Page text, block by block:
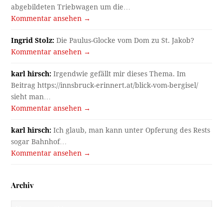
abgebildeten Triebwagen um die…
Kommentar ansehen →
Ingrid Stolz: Die Paulus-Glocke vom Dom zu St. Jakob?
Kommentar ansehen →
karl hirsch: Irgendwie gefällt mir dieses Thema. Im
Beitrag https://innsbruck-erinnert.at/blick-vom-bergisel/
sieht man…
Kommentar ansehen →
karl hirsch: Ich glaub, man kann unter Opferung des Rests
sogar Bahnhof…
Kommentar ansehen →
Archiv